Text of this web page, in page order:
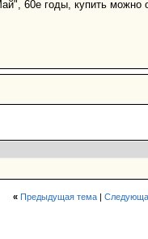
60е годы, купить можно
« Предыдущая тема|